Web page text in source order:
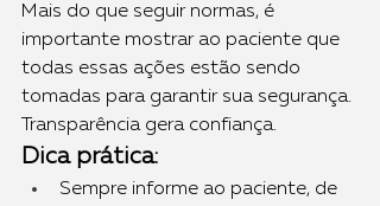
Mais do que seguir normas, é
importante mostrar ao paciente que
todas essas ações estão sendo
tomadas para garantir sua segurança.
Transparência gera confiança.
Dica prática:
Sempre informe ao paciente, de